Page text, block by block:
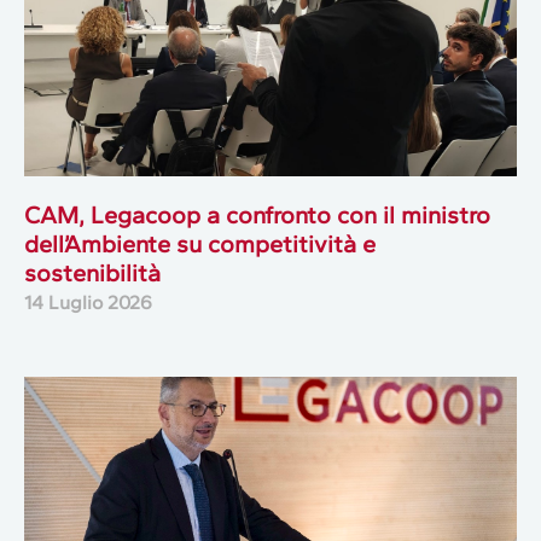
CAM, Legacoop a confronto con il ministro
dell’Ambiente su competitività e
sostenibilità
14 Luglio 2026